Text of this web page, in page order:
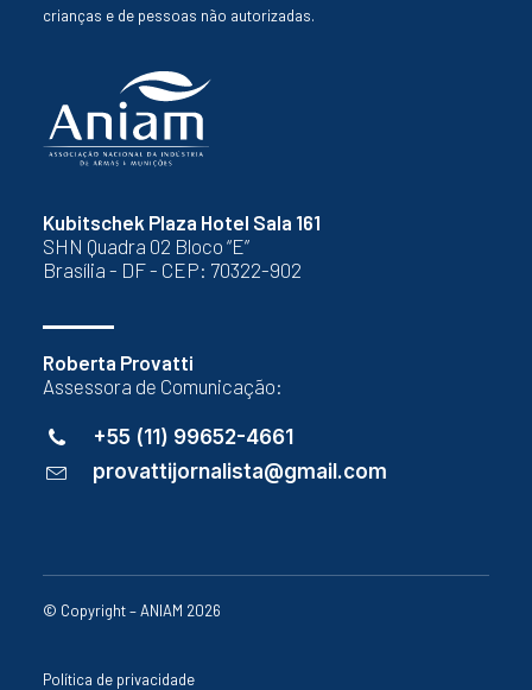
Kubitschek Plaza Hotel Sala 161
SHN Quadra 02 Bloco “E”
Brasília - DF - CEP: 70322-902
Roberta Provatti
Assessora de Comunicação:
+55 (11) 99652-4661
provattijornalista@gmail.com
crianças e de pessoas não autorizadas.
© Copyright – ANIAM 2026
Política de privacidade